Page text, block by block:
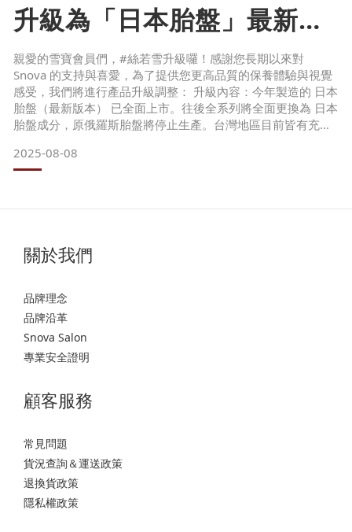
升級為「日本胎盤」最新版
本 × 新瓶身設計
親愛的雪寶會員們，#絲若雪升級囉！感謝您長期以來對
Snova 的支持與喜愛，為了提供您更高品質的保養體驗與視覺
感受，我們將進行產品升級調整： 升級內容：今年製造的 日本
胎盤（最新版本） 已全面上市。往後全系列將全面更換為 日本
胎盤成分，原俄羅斯胎盤將停止生產。台灣地區目前皆有充足
簡潔優雅，延續品牌經典質感。 升級適用商品：胎盤乳液（定
期出貨更換為最新版本）胎盤化妝水（定期出貨更換為最新版
2025-08-08
關於我們
品牌理念
品牌沿革
Snova Salon
專業安全證明
顧客服務
常見問題
貨況查詢＆運送政策
退換貨政策
隱私權政策